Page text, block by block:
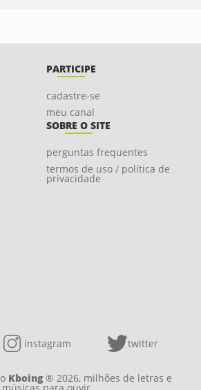
PARTICIPE
cadastre-se
meu canal
SOBRE O SITE
perguntas frequentes
termos de uso / política de
privacidade
instagram twitter
Kboing® 2026, milhões de letras e
músicas para ouvir